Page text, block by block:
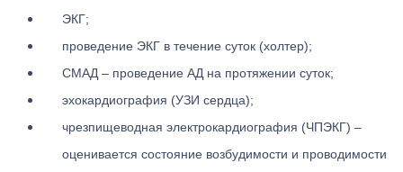
ЭКГ;
проведение ЭКГ в течение суток (холтер);
СМАД – проведение АД на протяжении суток;
эхокардиография (УЗИ сердца);
чрезпищеводная электрокардиография (ЧПЭКГ) –
оценивается состояние возбудимости и проводимости